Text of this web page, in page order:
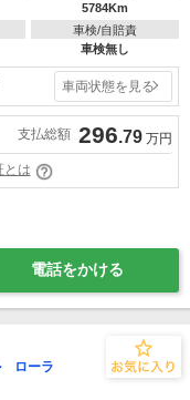
5784Km
車検/自賠責
車検無し
車両状態を見る
支払総額 296.79 万円
とは
電話をかける
ローラ